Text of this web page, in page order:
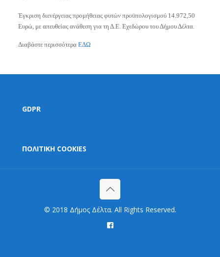
Έγκριση διενέργειας προμήθειας φυτών προϋπολογισμού 14.972,50
Ευρώ, με απευθείας ανάθεση για τη Δ.Ε. Εχεδώρου του Δήμου Δέλτα.
Διαβάστε περισσότερα ΕΔΩ
GDPR
ΠΟΛΙΤΙΚΗ COOKIES
© 2018 Δήμος Δέλτα. All Rights Reserved.